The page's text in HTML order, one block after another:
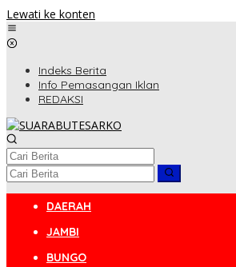
Lewati ke konten
Indeks Berita
Info Pemasangan Iklan
REDAKSI
DAERAH
JAMBI
BUNGO